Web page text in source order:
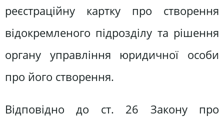
реєстраційну картку про створення
відокремленого підрозділу та рішення
органу управління юридичної особи
про його створення.
Відповідно до ст. 26 Закону про